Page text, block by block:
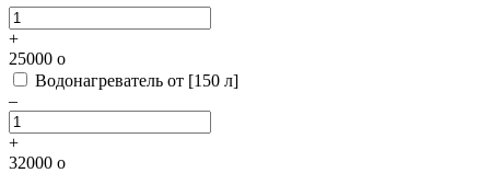
+
25000 o
Водонагреватель от [150 л]
–
+
32000 o